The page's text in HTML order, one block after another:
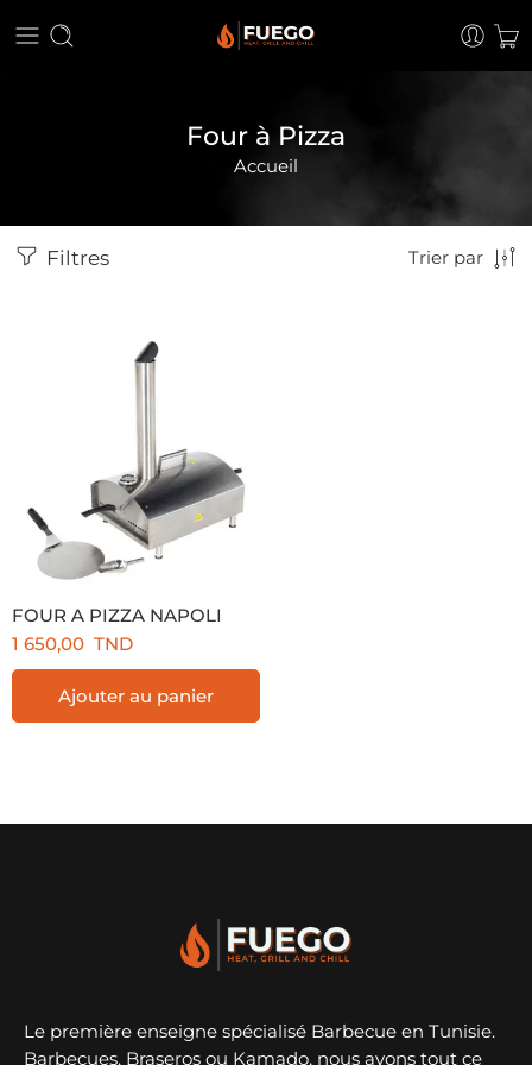
Four à Pizza
Accueil
Filtres Trier par
FOUR A PIZZA NAPOLI
1 650,00 TND
Ajouter au panier
Le première enseigne spécialisé Barbecue en Tunisie.
Barbecues, Braseros ou Kamado, nous avons tout ce